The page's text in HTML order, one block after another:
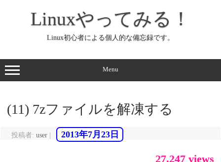
ッ
プ
Linuxやってみる！
Linux初心者による個人的な備忘録です。
Menu
(11) 7zファイルを解凍する
投稿者: user 2013年7月23日
27,247 views